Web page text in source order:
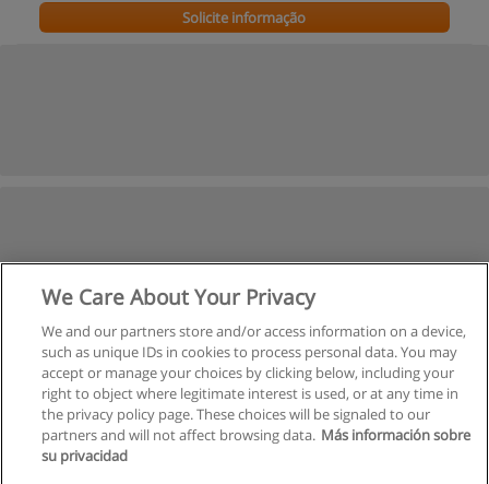
Solicite informação
We Care About Your Privacy
We and our partners store and/or access information on a device,
such as unique IDs in cookies to process personal data. You may
accept or manage your choices by clicking below, including your
right to object where legitimate interest is used, or at any time in
the privacy policy page. These choices will be signaled to our
partners and will not affect browsing data. Más información sobre
su privacidad